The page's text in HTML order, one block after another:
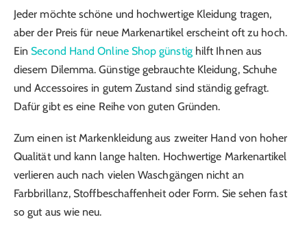
Jeder möchte schöne und hochwertige Kleidung tragen,
aber der Preis für neue Markenartikel erscheint oft zu hoch.
Ein Second Hand Online Shop günstighilft Ihnen aus
diesem Dilemma. Günstige gebrauchte Kleidung, Schuhe
und Accessoires in gutem Zustand sind ständig gefragt.
Dafür gibt es eine Reihe von guten Gründen.
Zum einen ist Markenkleidung aus zweiter Hand von hoher
Qualität und kann lange halten. Hochwertige Markenartikel
verlieren auch nach vielen Waschgängen nicht an
Farbbrillanz, Stoffbeschaffenheit oder Form. Sie sehen fast
so gut aus wie neu.